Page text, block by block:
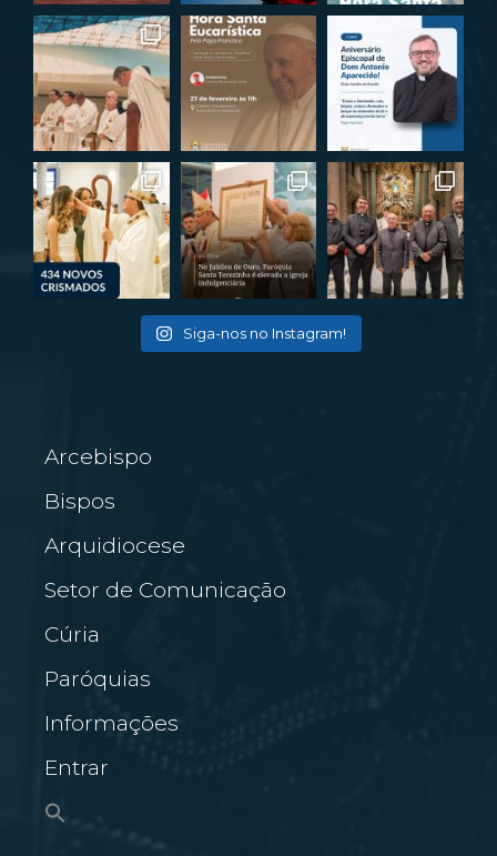
Siga-nos no Instagram!
Arcebispo
Bispos
Arquidiocese
Setor de Comunicação
Cúria
Paróquias
Informações
Entrar